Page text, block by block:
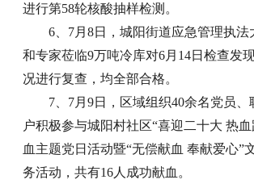
进行第58轮核酸抽样检测。
6、7月8日，城阳街道应急管理执法
和专家莅临9万吨冷库对6月14日检查发
况进行复查，均全部合格。
7、7月9日，区域组织40余名党员、
户积极参与城阳村社区“喜迎二十大 热
血主题党日活动暨“无偿献血 奉献爱心”
务活动，共有16人成功献血。